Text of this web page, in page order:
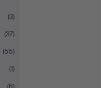
(3)
(37)
(55)
(1)
(6)